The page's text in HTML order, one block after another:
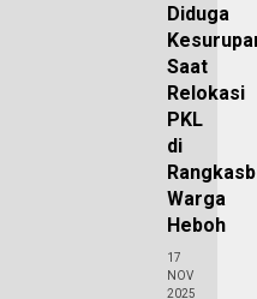
Diduga
Saat
Relokasi
PKL
di
Warga
Heboh
17
NOV
2025